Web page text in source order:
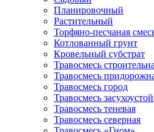
Планировочный
Растительный
Торфяно-песчаная
Котлованный грунт
Кровельный субстрат
Травосмесь
Травосмесь
Травосмесь город
Травосмесь
Травосмесь теневая
Травосмесь северная